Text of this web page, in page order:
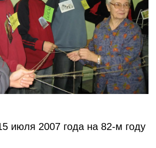
июля 2007 года на 82-м году